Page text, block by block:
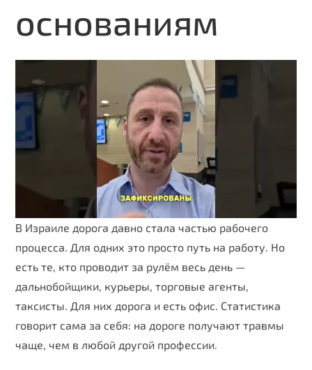
основаниям
В Израиле дорога давно стала частью рабочего
процесса. Для одних это просто путь на работу. Но
есть те, кто проводит за рулём весь день —
дальнобойщики, курьеры, торговые агенты,
таксисты. Для них дорога и есть офис. Статистика
говорит сама за себя: на дороге получают травмы
чаще, чем в любой другой профессии.